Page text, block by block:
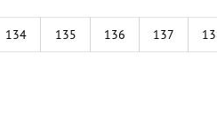
134 135 136 137